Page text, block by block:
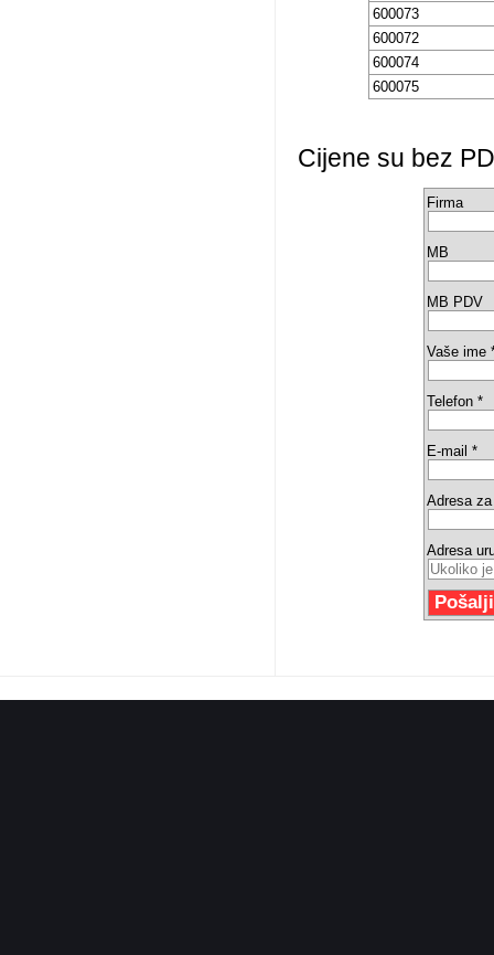
600073
600072
600074
600075
Cijene su bez
Firma
MB
MB PDV
Vaše ime
Telefon *
E-mail *
Adresa
Adresa